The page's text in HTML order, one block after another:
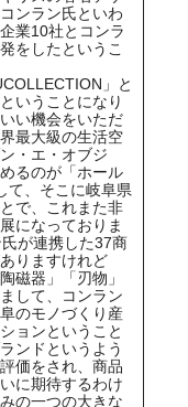
ンラン氏といわ
業10社とコンラ
をしたというこ
」と
いうことになり
い機会をいただ
最大級の生活空
・エ・オブジ
るのが「ホール
て、そこに岐阜県
で、これまた非
になっておりま
が連携した37商
りますけれど
磁器」「刃物」
して、コンラン
のモノづくり産
ョンということ
ンドというよう
価をされ、商品
に期待するわけ
の一つの大きな